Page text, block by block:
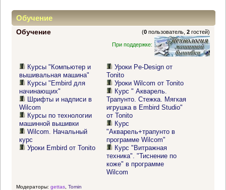
Обучение
Обучение (0 пользователь,2 гостей)
При поддержке:
Курсы "Компьютер и
вышивальная машина"
Курсы "Embird для
начинающих"
Шрифты и надписи в
Wilcom
Курсы по технологии
машинной вышивки
Wilcom. Начальный
курс
Уроки Embird от Tonito
Уроки Pe-Design от
Tonito
Уроки Wilcom от Tonito
Курс " Акварель.
Трапунто. Стежка. Мягкая
игрушка в Embird Studio"
от Tonito
Курс
"Акварель+трапунто в
программе Wilcom"
Курс "Витражная
техника". "Тиснение по
коже" в программе
Wilcom
Модераторы: gettas, Tomin